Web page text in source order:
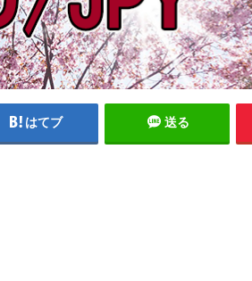
はてブ 送る